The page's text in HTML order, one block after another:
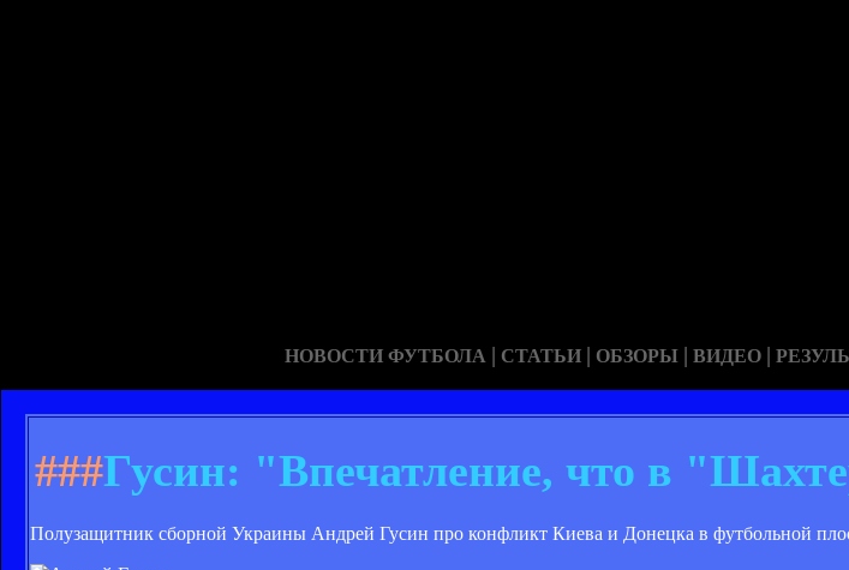
НОВОСТИ ФУТБОЛА | СТАТЬИ | ОБЗОРЫ | ВИДЕО |
###Гусин: "Впечатление, что в
Полузащитник сборной Украины Андрей Гусин про конфликт Киева и Донецка в футбольной